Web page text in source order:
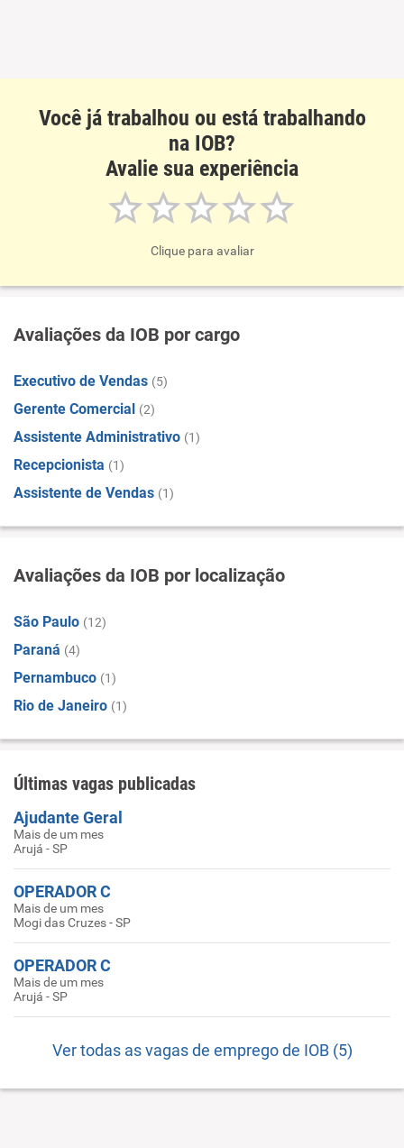
Você já trabalhou ou está trabalhando
na IOB?
Avalie sua experiência
Clique para avaliar
Avaliações da IOB por cargo
Executivo de Vendas (5)
Gerente Comercial (2)
Assistente Administrativo (1)
Recepcionista (1)
Assistente de Vendas (1)
Avaliações da IOB por localização
São Paulo (12)
Paraná (4)
Pernambuco (1)
Rio de Janeiro (1)
Últimas vagas publicadas
Ajudante Geral
Mais de um mes
Arujá - SP
OPERADOR C
Mais de um mes
Mogi das Cruzes - SP
OPERADOR C
Mais de um mes
Arujá - SP
Ver todas as vagas de emprego de IOB (5)